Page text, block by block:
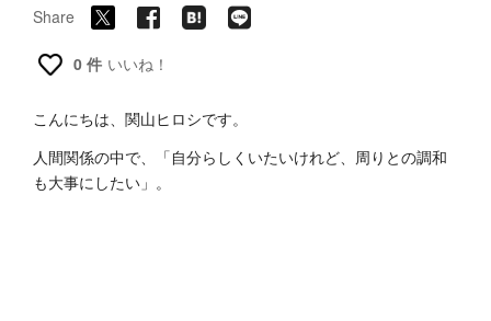
Share
0 件 いいね！
こんにちは、関山ヒロシです。
人間関係の中で、「自分らしくいたいけれど、周りとの調和
も大事にしたい」。